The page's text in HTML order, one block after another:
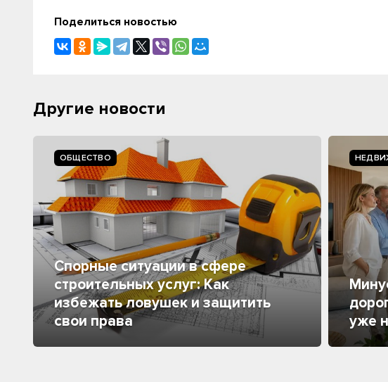
Поделиться новостью
Другие новости
ОБЩЕСТВО
Спорные ситуации в сфере
строительных услуг: Как
избежать ловушек и защитить
свои права
уже